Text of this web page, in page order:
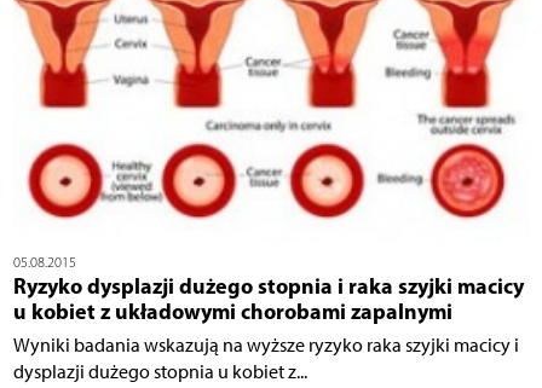
05.08.2015
Ryzyko dysplazji dużego stopnia i raka szyjki macicy
u kobiet z układowymi chorobami zapalnymi
Wyniki badania wskazują na wyższe ryzyko raka szyjki macicy i
dysplazji dużego stopnia u kobiet z...